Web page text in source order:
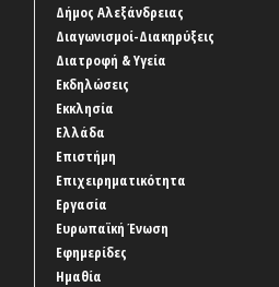
Δήμος Αλεξάνδρειας
Διαγωνισμοί-Διακηρύξεις
Διατροφή & Υγεία
Εκδηλώσεις
Εκκλησία
Ελλάδα
Επιστήμη
Επιχειρηματικότητα
Εργασία
Ευρωπαϊκή Ένωση
Εφημερίδες
Ημαθία